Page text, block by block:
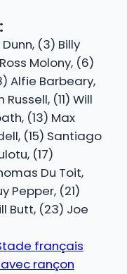
(3) Billy
Molony, (6)
Alfie Barbeary,
(11) Will
(13) Max
(15) Santiago
(17)
Du Toit,
Pepper, (21)
Butt, (23) Joe
français
rançon